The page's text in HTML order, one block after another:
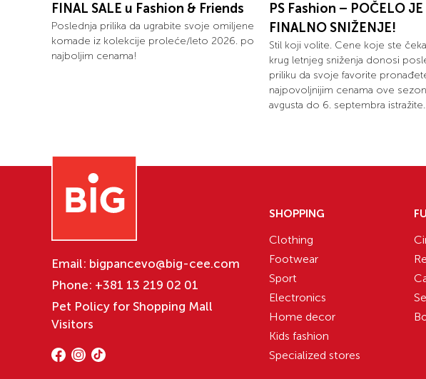
FINAL SALE u Fashion & Friends
Poslednja prilika da ugrabite svoje omiljene
komade iz kolekcije proleće/leto 2026. po
najboljim cenama!
PS Fashion – POČELO JE
FINALNO SNIŽENJE!
Stil koji volite. Cene koje ste
krug letnjeg sniženja donosi
priliku da svoje favorite
najpovoljnijim cenama ove
avgusta do 6. septembra
Email: bigpancevo@big-cee.com
Phone: +381 13 219 02 01
Pet Policy for Shopping Mall
Visitors
SHOPPING
Clothing
Footwear
Sport
Electronics
Home decor
Kids fashion
Specialized stores